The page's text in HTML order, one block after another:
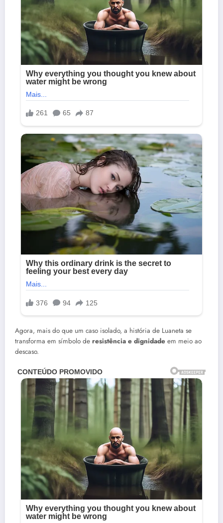
Agora, mais do que um caso isolado, a história de Luaneta se
transforma em símbolo de resistência e dignidade em meio ao
descaso.